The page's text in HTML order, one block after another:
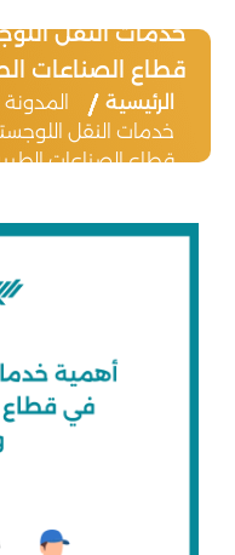
خدمات النقل
قطاع الصناعات
الرئيسية
المدونة
خدمات النقل
قطاع الصناعات